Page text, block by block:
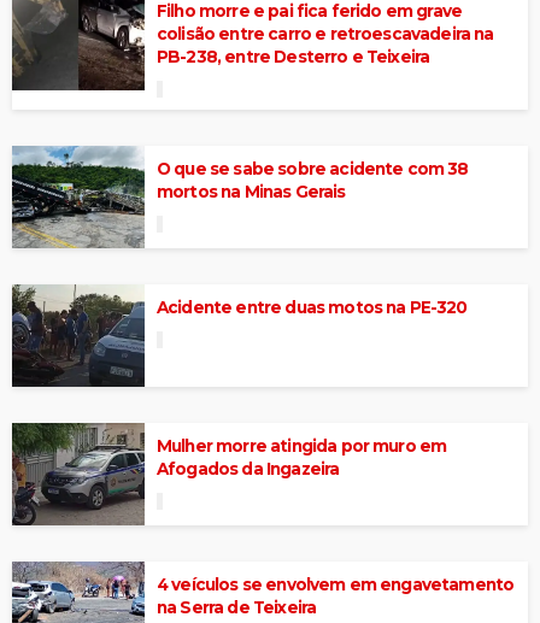
Filho morre e pai fica ferido em grave
colisão entre carro e retroescavadeira na
PB-238, entre Desterro e Teixeira
O que se sabe sobre acidente com 38
mortos na Minas Gerais
Acidente entre duas motos na PE-320
Mulher morre atingida por muro em
Afogados da Ingazeira
4 veículos se envolvem em engavetamento
na Serra de Teixeira